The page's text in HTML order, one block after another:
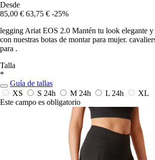
Desde
85,00 € 63,75 € -25%
legging Ariat EOS 2.0 Mantén tu look elegante y
con nuestras botas de montar para mujer.
para .
Talla
*
Guía de tallas
XS
S 24h M 24h L 24h
XL
Este campo es obligatorio